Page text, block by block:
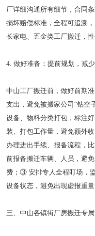
厂详细沟通所有细节，合同
损坏赔偿标准，全程可追溯
长家电、五金类工厂搬迁，
4. 做好准备：提前规划，减
中山工厂搬迁前，做好前期
支出，避免被搬家公司“钻
设备、物料分类打包，标注
装、打包工作量，避免额外
办理进出手续、报备流程，
前报备搬迁车辆、人员，避
费；③ 安排专人全程盯场，
设备状态，避免出现虚报重
三、中山各镇街厂房搬迁专